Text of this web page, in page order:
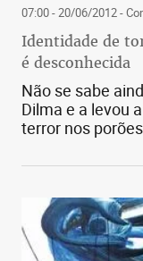
07:00 - 20/06/2012-
Identidade de
é desconhecida
Não se sabe
Dilma e a levou
terror nos